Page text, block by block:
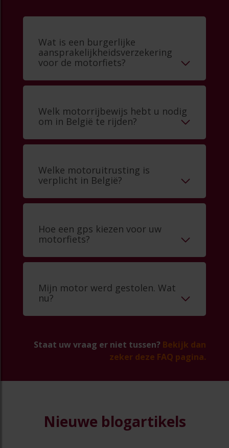
Wat is een burgerlijke
aansprakelijkheidsverzekering
voor de motorfiets?
Welk motorrijbewijs hebt u nodig
om in België te rijden?
Welke motoruitrusting is
verplicht in België?
Hoe een gps kiezen voor uw
motorfiets?
Mijn motor werd gestolen. Wat
nu?
Staat uw vraag er niet tussen? Bekijk dan
zeker deze FAQ pagina.
Nieuwe blogartikels